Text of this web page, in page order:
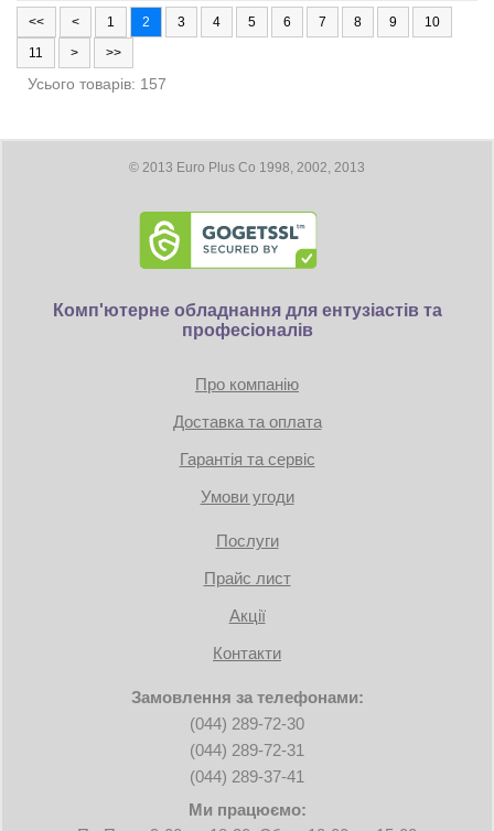
<< < 1 2 3 4 5 6 7 8 9
10
11
> >>
Усього товарів: 157
© 2013 Euro Plus Co 1998, 2002, 2013
Комп'ютерне обладнання для ентузіастів та
професіоналів
Про компанію
Доставка та оплата
Гарантія та сервіс
Умови угоди
Послуги
Прайс лист
Акції
Контакти
Замовлення за телефонами:
(044) 289-72-30
(044) 289-72-31
(044) 289-37-41
Ми працюємо: